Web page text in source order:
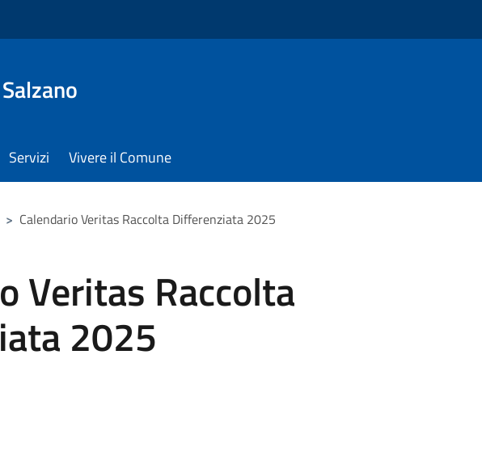
Servizi Vivere il Comune
> Calendario Veritas Raccolta Differenziata 2025
Veritas Raccolta
2025